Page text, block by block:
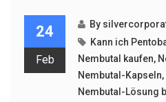
24
Feb
By
Kann ich
Nembutal kaufen,
Nembutal-Kapseln,
Nembutal-Lösung